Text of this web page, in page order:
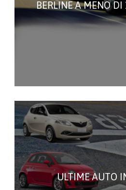
BERLINE A MENO DI
ULTIME AUTO